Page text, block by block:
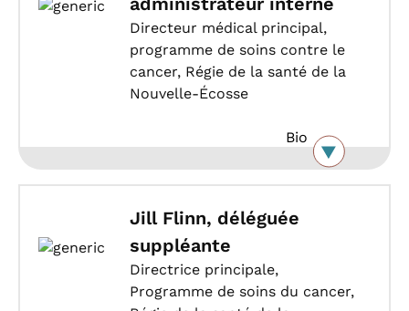
Directeur médical principal,
programme de soins contre le
cancer, Régie de la santé de la
Nouvelle-Écosse
Bio
Jill Flinn, déléguée
suppléante
Directrice principale,
Programme de soins du cancer,